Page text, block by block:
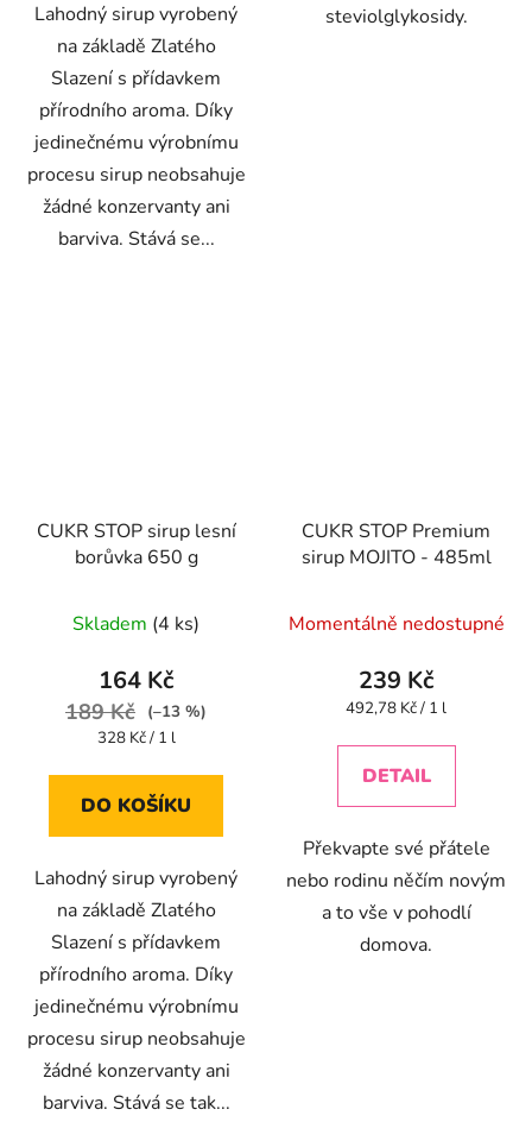
Lahodný sirup vyrobený
na základě Zlatého
Slazení s přídavkem
přírodního aroma. Díky
jedinečnému výrobnímu
procesu sirup neobsahuje
žádné konzervanty ani
barviva. Stává se...
steviolglykosidy.
CUKR STOP sirup lesní
borůvka 650 g
Skladem (4 ks)
164 Kč
189 Kč
(–13 %)
Měrná
328 Kč / 1 l
DO KOŠÍKU
Lahodný sirup vyrobený
na základě Zlatého
Slazení s přídavkem
přírodního aroma. Díky
jedinečnému výrobnímu
procesu sirup neobsahuje
žádné konzervanty ani
barviva. Stává se tak...
CUKR STOP Premium
sirup MOJITO - 485ml
Momentálně nedostupné
239 Kč
Měrná
492,78 Kč / 1 l
DETAIL
Překvapte své přátele
nebo rodinu něčím novým
a to vše v pohodlí
domova.